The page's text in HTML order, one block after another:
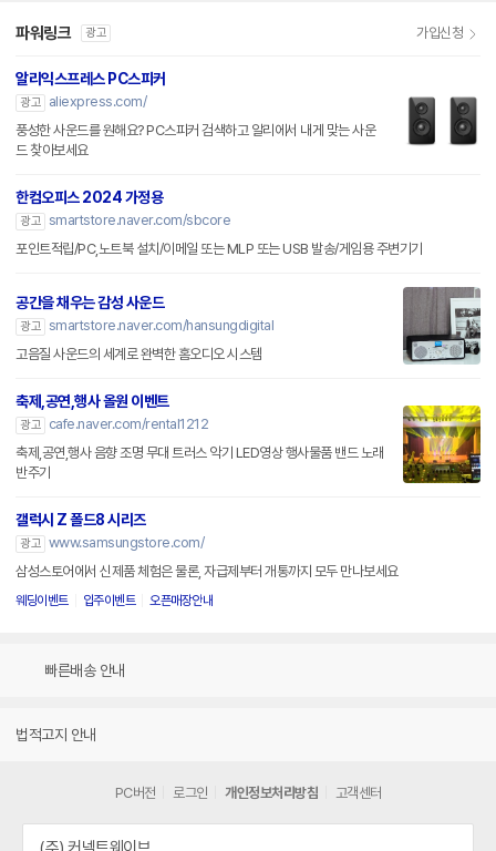
파워링크 광고 가입신청
알리익스프레스 PC스피커
광고
aliexpress.com/
풍성한 사운드를 원해요? PC스피커 검색하고 알리에서 내게 맞는 사운
드 찾아보세요
한컴오피스 2024 가정용
광고 smartstore.naver.com/sbcore
포인트적립/PC,노트북 설치/이메일 또는 MLP 또는 USB 발송/게임용 주변기기
공간을 채우는 감성 사운드
광고 smartstore.naver.com/hansungdigital
고음질 사운드의 세계로 완벽한 홈오디오 시스템
축제,공연,행사 올원 이벤트
광고
cafe.naver.com/rental1212
축제,공연,행사 음향 조명 무대 트러스 악기 LED영상 행사물품 밴드 노래
반주기
갤럭시 Z 폴드8 시리즈
광고 www.samsungstore.com/
삼성스토어에서 신제품 체험은 물론, 자급제부터 개통까지 모두 만나보세요
웨딩이벤트 입주이벤트 오픈매장안내
빠른배송 안내
법적고지 안내
PC버전 로그인 개인정보처리방침 고객센터